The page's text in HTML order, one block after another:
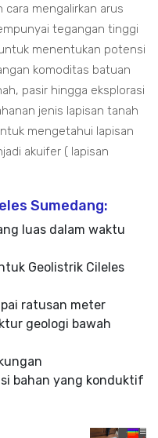
mengalirkan arus
tegangan tinggi
menentukan potensi
komoditas batuan
pasir hingga eksplorasi
jenis lapisan tanah
mengetahui lapisan
akuifer ( lapisan
Sumedang:
luas dalam waktu
Geolistrik Cileles
ratusan meter
geologi bawah
bahan yang konduktif